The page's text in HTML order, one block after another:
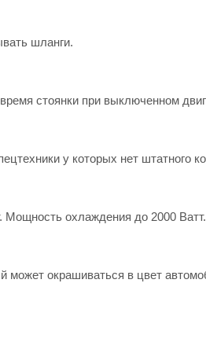
шланги.
стоянки при выключенном
у которых нет штатного
Мощность охлаждения до 2000 Ватт.
может окрашиваться в цвет